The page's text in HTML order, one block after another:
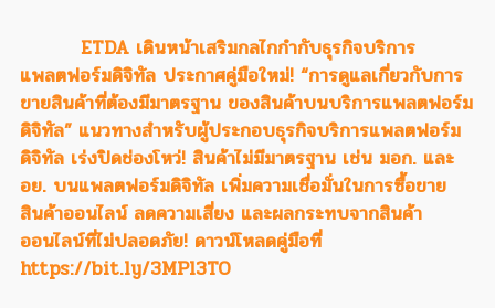
ETDA เดินหน้าเสริมกลไกกำกับธุรกิจบริการ
แพลตฟอร์มดิจิทัล ประกาศคู่มือใหม่! “การดูแลเกี่ยวกับการ
ขายสินค้าที่ต้องมีมาตรฐาน ของสินค้าบนบริการแพลตฟอร์ม
ดิจิทัล” แนวทางสำหรับผู้ประกอบธุรกิจบริการแพลตฟอร์ม
ดิจิทัล เร่งปิดช่องโหว่! สินค้าไม่มีมาตรฐาน เช่น มอก. และ
อย. บนแพลตฟอร์มดิจิทัล เพิ่มความเชื่อมั่นในการซื้อขาย
สินค้าออนไลน์ ลดความเสี่ยง และผลกระทบจากสินค้า
ออนไลน์ที่ไม่ปลอดภัย! ดาวน์โหลดคู่มือที่
https://bit.ly/3MPl3TO